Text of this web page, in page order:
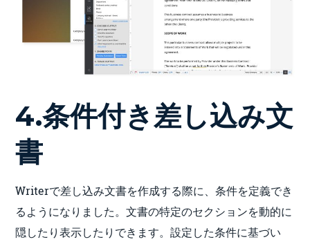
4.条件付き差し込み文
書
Writerで差し込み文書を作成する際に、条件を定義でき
るようになりました。文書の特定のセクションを動的に
隠したり表示したりできます。設定した条件に基づい